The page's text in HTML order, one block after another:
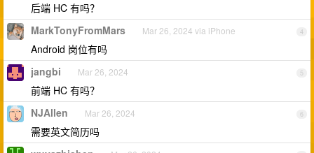
后端 HC 有吗？
4
MarkTonyFromMars Mar 26, 2024 via iPhone
Android 岗位有吗
5
jangbi Mar 26, 2024
前端 HC 有吗？
6
NJAllen Mar 26, 2024
需要英文简历吗